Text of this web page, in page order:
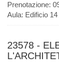
Prenotazione:
Aula: Edificio
23578 -